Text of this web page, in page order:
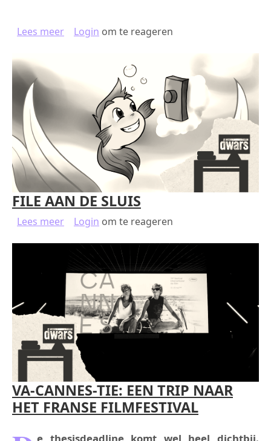
Lees meerover WEG MET DIE SCHERMEN
Login om te reageren
FILE AAN DE SLUIS
Lees meerover FILE AAN DE SLUIS
Login om te reageren
VA-CANNES-TIE: EEN TRIP NAAR
HET FRANSE FILMFESTIVAL